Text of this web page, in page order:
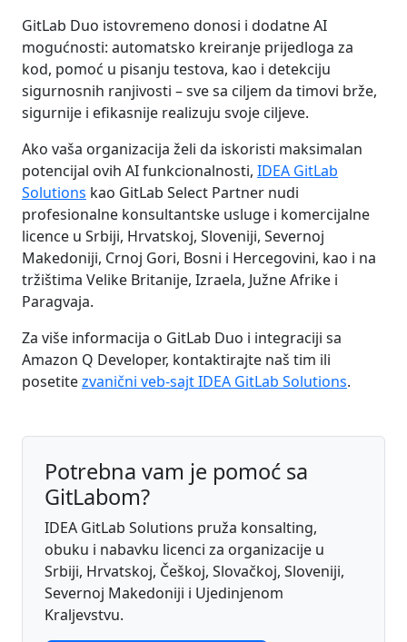
GitLab Duo istovremeno donosi i dodatne AI
mogućnosti: automatsko kreiranje prijedloga za
kod, pomoć u pisanju testova, kao i detekciju
sigurnosnih ranjivosti – sve sa ciljem da timovi brže,
sigurnije i efikasnije realizuju svoje ciljeve.
Ako vaša organizacija želi da iskoristi maksimalan
potencijal ovih AI funkcionalnosti, IDEA GitLab
Solutions kao GitLab Select Partner nudi
profesionalne konsultantske usluge i komercijalne
licence u Srbiji, Hrvatskoj, Sloveniji, Severnoj
Makedoniji, Crnoj Gori, Bosni i Hercegovini, kao i na
tržištima Velike Britanije, Izraela, Južne Afrike i
Paragvaja.
Za više informacija o GitLab Duo i integraciji sa
Amazon Q Developer, kontaktirajte naš tim ili
posetitezvanični veb-sajt IDEA GitLab Solutions.
Potrebna vam je pomoć sa
GitLabom?
IDEA GitLab Solutions pruža konsalting,
obuku i nabavku licenci za organizacije u
Srbiji, Hrvatskoj, Češkoj, Slovačkoj, Sloveniji,
Severnoj Makedoniji i Ujedinjenom
Kraljevstvu.